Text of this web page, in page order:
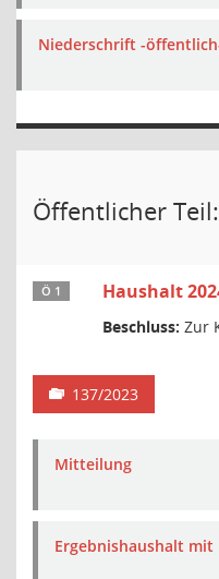
Niederschrift -
Öffentlicher
Ö 1 Haushalt
Beschluss: Zur
137/2023
Mitteilung
Ergebnishaushalt mit